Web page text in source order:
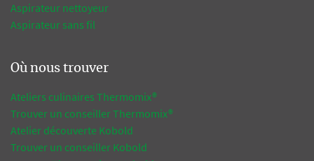
Aspirateur nettoyeur
Aspirateur sans fil
Où nous trouver
Ateliers culinaires Thermomix®
Trouver un conseiller Thermomix®
Atelier découverte Kobold
Trouver un conseiller Kobold